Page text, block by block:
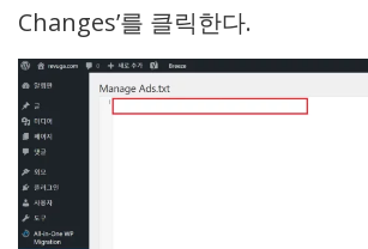
Changes’를 클릭한다.